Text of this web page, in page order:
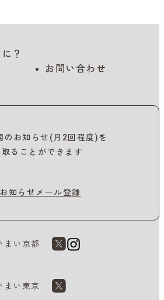
？
お問い合わせ
のお知らせ(月2回程度)を
取ることができます
お知らせメール登録
まい京都
まい東京